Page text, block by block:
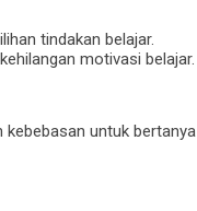
tindakan belajar.
motivasi belajar.
untuk bertanya